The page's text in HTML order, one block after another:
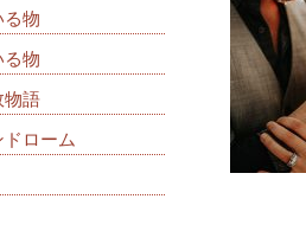
る物
る物
物語
ローム